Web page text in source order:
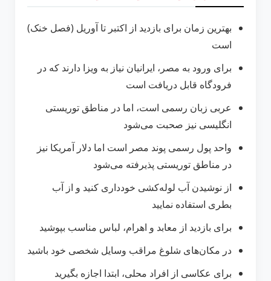
بهترین زمان برای بازدید از اکتبر تا آوریل (فصل خنک)
است
برای ورود به مصر، ایرانیان نیاز به ویزا دارند که در
فرودگاه قابل دریافت است
عربی زبان رسمی است، اما در مناطق توریستی
انگلیسی نیز صحبت می‌شود
واحد پول رسمی پوند مصر است اما دلار آمریکا نیز
در مناطق توریستی پذیرفته می‌شود
از نوشیدن آب لوله‌کشی خودداری کنید و از آب
بطری استفاده نمایید
برای بازدید از معابد و اهرام، لباس مناسب بپوشید
در مکان‌های شلوغ مراقب وسایل شخصی خود باشید
برای عکاسی از افراد محلی، ابتدا اجازه بگیرید